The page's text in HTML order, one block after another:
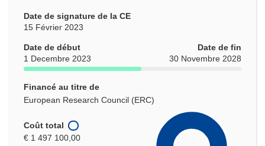
Date de signature de la CE
15 Février 2023
Date de début
1 Decembre 2023
Date de fin
30 Novembre 2028
Financé au titre de
European Research Council (ERC)
Coût total
€ 1 497 100,00